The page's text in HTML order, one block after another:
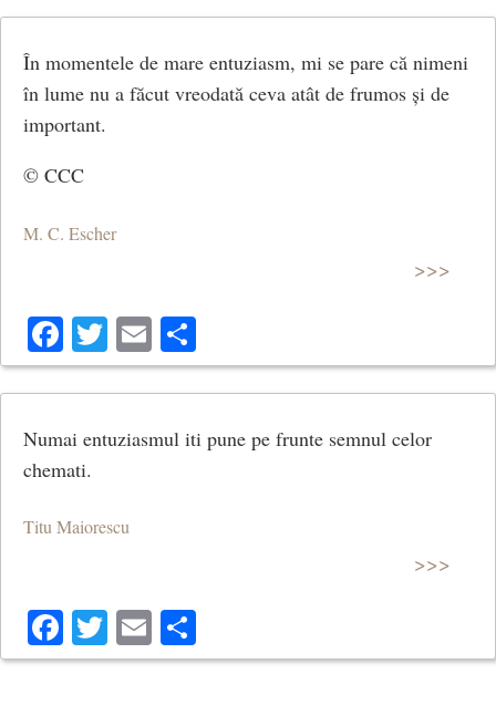
În momentele de mare entuziasm, mi se pare că nimeni
în lume nu a făcut vreodată ceva atât de frumos și de
important.
© CCC
M. C. Escher
>>>
Facebook
Twitter
Email
Numai entuziasmul iti pune pe frunte semnul celor
chemati.
Titu Maiorescu
>>>
Facebook
Twitter
Email